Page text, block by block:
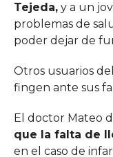
Tejeda,y a un
problemas de
poder dejar de
Otros usuarios
fingen ante sus
El doctor Mateo
que la falta de
en el caso de